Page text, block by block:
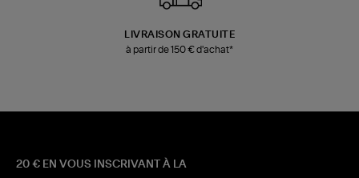
LIVRAISON GRATUITE
à partir de 150 € d'achat*
20 € EN VOUS INSCRIVANT À LA